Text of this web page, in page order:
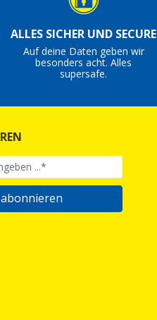
ALLES SICHER UND SECURE
Auf deine Daten geben wir
besonders acht. Alles
supersafe.